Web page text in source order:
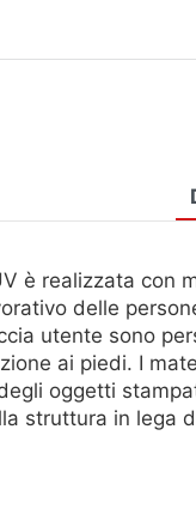
è realizzata
delle
utente sono
ai piedi. I
oggetti
struttura in